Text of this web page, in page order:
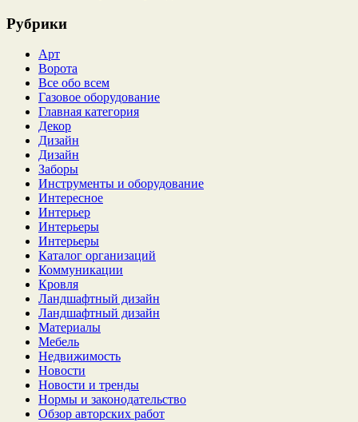
Рубрики
Арт
Ворота
Все обо всем
Газовое оборудование
Главная категория
Декор
Дизайн
Дизайн
Заборы
Инструменты и оборудование
Интересное
Интерьер
Интерьеры
Интерьеры
Каталог организаций
Коммуникации
Кровля
Ландшафтный дизайн
Ландшафтный дизайн
Материалы
Мебель
Недвижимость
Новости
Новости и тренды
Нормы и законодательство
Обзор авторских работ